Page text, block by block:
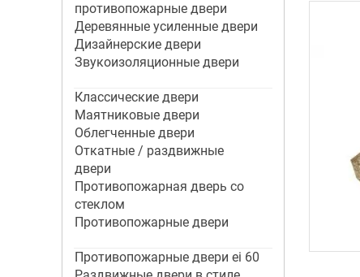
противопожарные двери
Деревянные усиленные двери
Дизайнерские двери
Звукоизоляционные двери
Классические двери
Маятниковые двери
Облегченные двери
Откатные / раздвижные
двери
Противопожарная дверь со
стеклом
Противопожарные двери
Противопожарные двери ei 60